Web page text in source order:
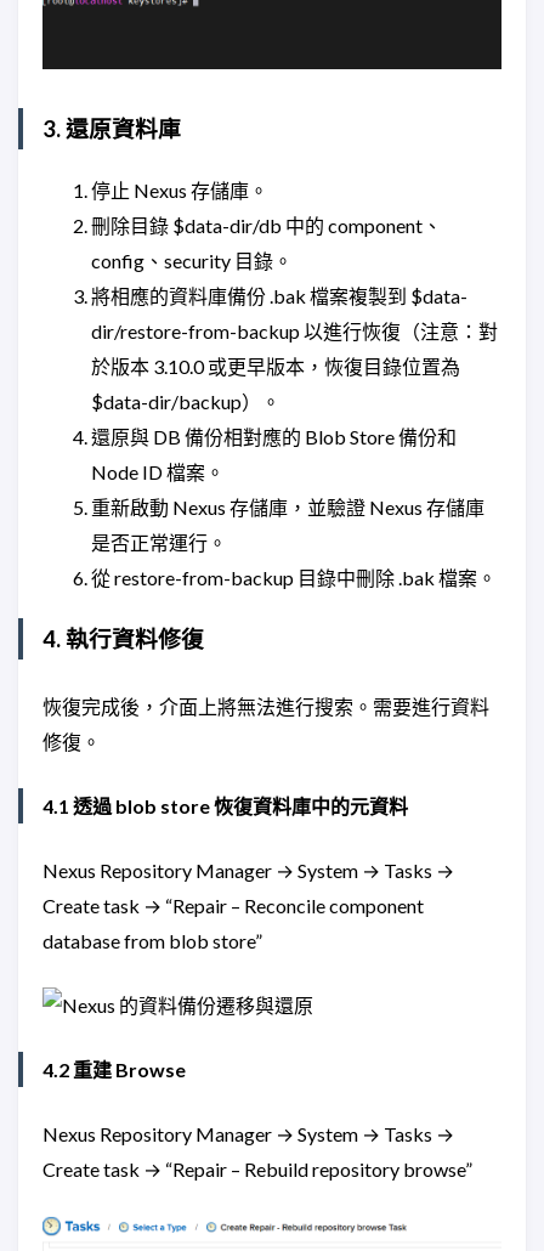
3. 還原資料庫
停止 Nexus 存儲庫。
刪除目錄 $data-dir/db 中的 component、
config、security 目錄。
將相應的資料庫備份 .bak 檔案複製到 $data-
dir/restore-from-backup 以進行恢復（注意：對
於版本 3.10.0 或更早版本，恢復目錄位置為
$data-dir/backup）。
還原與 DB 備份相對應的 Blob Store 備份和
Node ID 檔案。
重新啟動 Nexus 存儲庫，並驗證 Nexus 存儲庫
是否正常運行。
從 restore-from-backup 目錄中刪除 .bak 檔案。
4. 執行資料修復
恢復完成後，介面上將無法進行搜索。需要進行資料
修復。
4.1 透過 blob store 恢復資料庫中的元資料
Nexus Repository Manager → System → Tasks →
Create task → “Repair – Reconcile component
database from blob store”
4.2 重建 Browse
Nexus Repository Manager → System → Tasks →
Create task → “Repair – Rebuild repository browse”